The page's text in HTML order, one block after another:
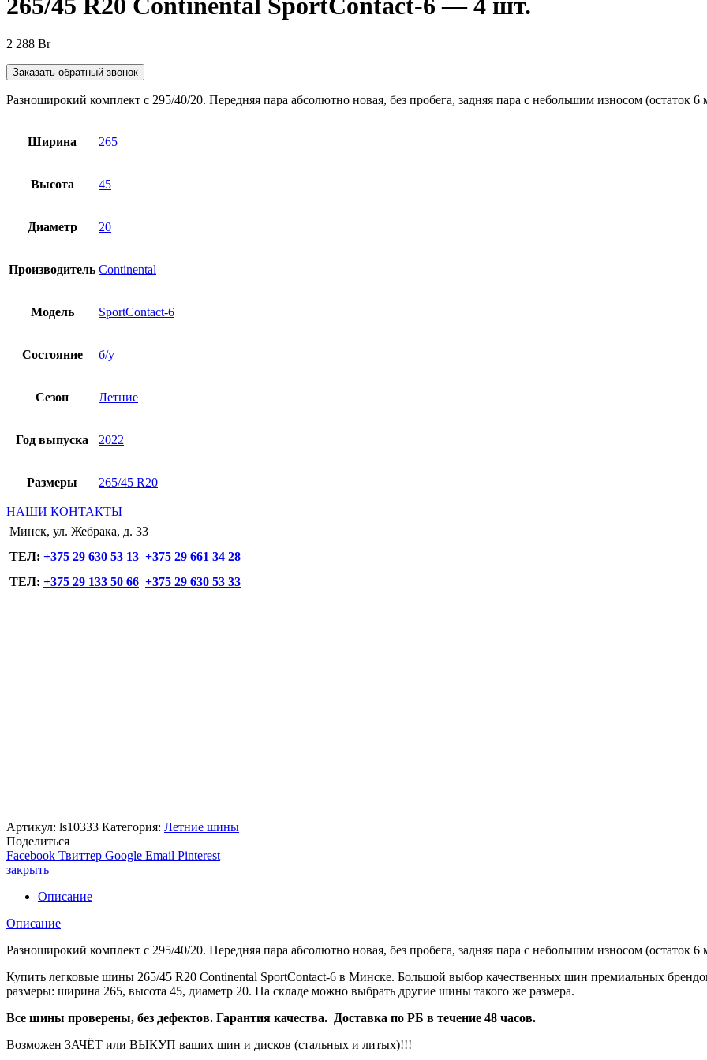
2 288 Br
Заказать обратный звонок
Разноширокий комплект с 295/40/20. Передняя пара абсолютно новая, без пробега, задняя пара с небольшим износом (остаток 6
Ширина 265
Высота 45
Диаметр 20
Производитель Continental
Модель SportContact-6
Состояние б/у
Сезон Летние
Год выпуска 2022
Размеры 265/45 R20
НАШИ КОНТАКТЫ
Минск, ул. Жебрака, д. 33
ТЕЛ: +375 29 630 53 13 +375 29 661 34 28
ТЕЛ: +375 29 133 50 66 +375 29 630 53 33
Артикул: ls10333 Категория: Летние шины
Поделиться
Facebook Твиттер Google Email Pinterest
закрыть
Описание
Описание
Разноширокий комплект с 295/40/20. Передняя пара абсолютно новая, без пробега, задняя пара с небольшим износом (остаток 6
Купить легковые шины 265/45 R20 Continental SportContact-6 в Минске. Большой выбор качественных шин премиальных
размеры: ширина 265, высота 45, диаметр 20. На складе можно выбрать другие шины такого же размера.
Все шины проверены, без дефектов. Гарантия качества. Доставка по РБ в течение 48 часов.
Возможен ЗАЧЁТ или ВЫКУП ваших шин и дисков (стальных и литых)!!!